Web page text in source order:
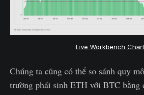
Live Workbench Chart
Chúng ta cũng có thể so sánh quy
trường phái sinh ETH với BTC bằng